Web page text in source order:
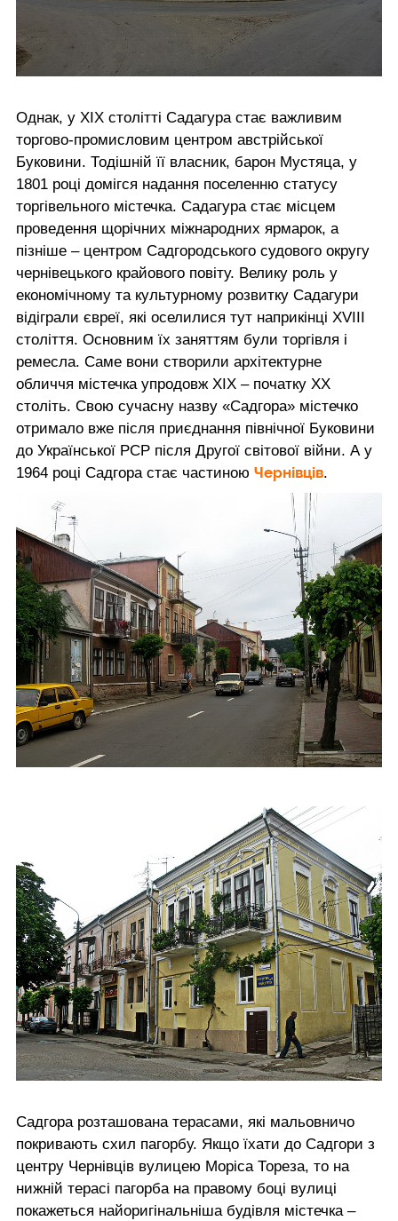
Однак, у ХІХ столітті Садагура стає важливим
торгово-промисловим центром австрійської
Буковини. Тодішній її власник, барон Мустяца, у
1801 році домігся надання поселенню статусу
торгівельного містечка. Садагура стає місцем
проведення щорічних міжнародних ярмарок, а
пізніше – центром Садгородського судового округу
чернівецького крайового повіту. Велику роль у
економічному та культурному розвитку Садагури
відіграли євреї, які оселилися тут наприкінці XVIII
століття. Основним їх заняттям були торгівля і
ремесла. Саме вони створили архітектурне
обличчя містечка упродовж ХІХ – початку ХХ
століть. Свою сучасну назву «Садгора» містечко
отримало вже після приєднання північної Буковини
до Української РСР після Другої світової війни. А у
1964 році Садгора стає частиною Чернівців.
Садгора розташована терасами, які мальовничо
покривають схил пагорбу. Якщо їхати до Садгори з
центру Чернівців вулицею Моріса Тореза, то на
нижній терасі пагорба на правому боці вулиці
покажеться найоригінальніша будівля містечка –